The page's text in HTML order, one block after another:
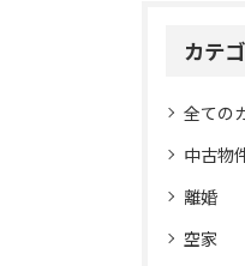
カテ
全ての
中古物
離婚
空家